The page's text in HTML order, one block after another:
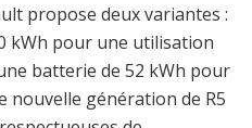
propose deux variantes :
kWh pour une utilisation
batterie de 52 kWh pour
nouvelle génération de R5